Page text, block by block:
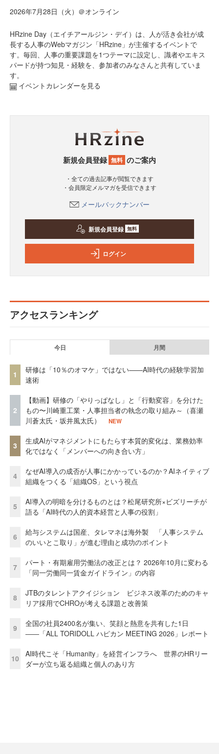
2026年7月28日（火）＠オンライン
HRzine Day（エイチアールジン・デイ）は、人が活き会社が成
長する人事のWebマガジン「HRzine」が主催するイベントで
す。毎回、人事の重要課題を1つテーマに設定し、識者やエキス
パードが持つ知見・経験を、参加者のみなさんと共有していま
す。
イベントカレンダーを見る
新規会員登録 無料 のご案内
・全ての過去記事が閲覧できます
・会員限定メルマガを受信できます
メールバックナンバー
新規会員登録 無料
ログイン
アクセスランキング
今日 月間
1
研修は「10％のオマケ」ではない——AI時代の経験学習加
速術
2
【動画】研修の「やりっぱなし」と「行動変容」を分けた
もの〜川崎重工業・人事担当者の執念の取り組み～（喜瀬
川蒼太氏・坂井風太氏）
NEW
3
生成AIがマネジメントにもたらす本質的変化は、業務効率
化ではなく「メンバーへの向き合い方」
4
なぜAI導入の成否が人事にかかっているのか？AIネイティブ
組織をつくる「組織OS」という視点
5
AI導入の明暗を分けるものとは？松尾研究所×ビズリーチが
語る「AI時代の人的資本経営と人事の役割」
6
給与システムは国産、タレマネは海外製 「人事システム
のいいとこ取り」が進む理由と成功のポイント
7
パート・有期雇用労働法の改正とは？ 2026年10月に変わる
「同一労働同一賃金ガイドライン」の内容
8
JTBのタレントアクイジション ビジネス改革のためのキャ
リア採用でCHROが考える課題と改善策
9
全国の社員2400名が集い、笑顔と熱意を共有した1日
――「ALL TORIDOLL ハピカン MEETING 2026」レポート
10
AI時代こそ「Humanity」を経営インフラへ 世界のHRリー
ダーが立ち返る組織と個人のあり方